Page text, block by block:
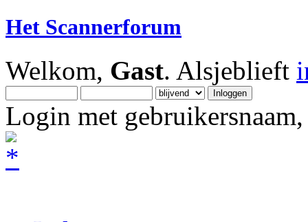
Het Scannerforum
Welkom, Gast. Alsjeblieft
Login met